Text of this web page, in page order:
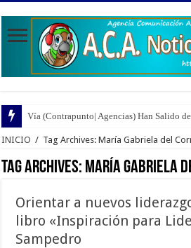
Vía (Contrapunto| Agencias) Han Salido
INICIO / Tag Archives: María Gabriela del
Tag Archives: María Gabriela
Orientar a nuevos
libro «Inspiración para
Sampedro